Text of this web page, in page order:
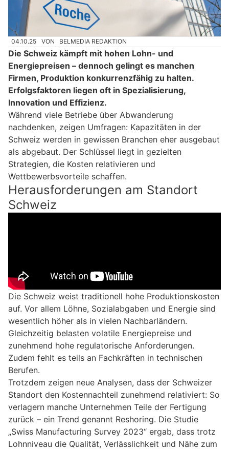
04.10.25 VON BELMEDIA REDAKTION
Die Schweiz kämpft mit hohen Lohn- und
Energiepreisen – dennoch gelingt es manchen
Firmen, Produktion konkurrenzfähig zu halten.
Erfolgsfaktoren liegen oft in Spezialisierung,
Innovation und Effizienz.
Während viele Betriebe über Abwanderung
nachdenken, zeigen Umfragen: Kapazitäten in der
Schweiz werden in gewissen Branchen eher ausgebaut
als abgebaut. Der Schlüssel liegt in gezielten
Strategien, die Kosten relativieren und
Wettbewerbsvorteile schaffen.
Herausforderungen am Standort
Schweiz
Die Schweiz weist traditionell hohe Produktionskosten
auf. Vor allem Löhne, Sozialabgaben und Energie sind
wesentlich höher als in vielen Nachbarländern.
Gleichzeitig belasten volatile Energiepreise und
zunehmend hohe regulatorische Anforderungen.
Zudem fehlt es teils an Fachkräften in technischen
Berufen.
Trotzdem zeigen neue Analysen, dass der Schweizer
Standort den Kostennachteil zunehmend relativiert: So
verlagern manche Unternehmen Teile der Fertigung
zurück – ein Trend genannt Reshoring. Die Studie
„Swiss Manufacturing Survey 2023“ ergab, dass trotz
Lohnniveau die Qualität, Verlässlichkeit und Nähe zum